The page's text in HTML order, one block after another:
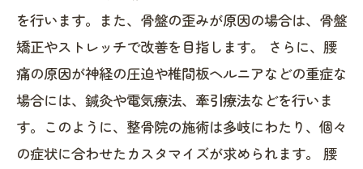
を行います。また、骨盤の歪みが原因の場合は、骨盤
矯正やストレッチで改善を目指します。 さらに、腰
痛の原因が神経の圧迫や椎間板ヘルニアなどの重症な
場合には、鍼灸や電気療法、牽引療法などを行いま
す。このように、整骨院の施術は多岐にわたり、個々
の症状に合わせたカスタマイズが求められます。 腰